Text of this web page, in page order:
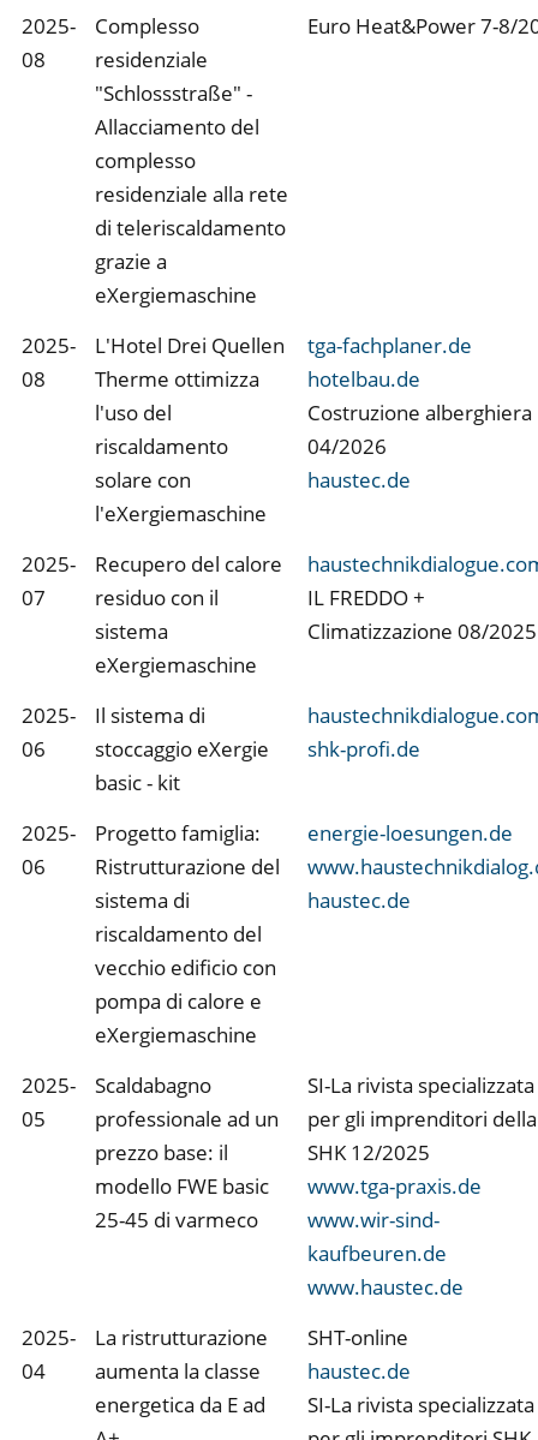
2025-
08
Complesso
residenziale
"Schlossstraße" -
Allacciamento del
complesso
residenziale alla rete
di teleriscaldamento
grazie a
eXergiemaschine
Euro Heat&Power 7-8/
2025-
08
L'Hotel Drei Quellen
Therme ottimizza
l'uso del
riscaldamento
solare con
l'eXergiemaschine
tga-fachplaner.de
hotelbau.de
Costruzione alberghiera
04/2026
haustec.de
2025-
07
Recupero del calore
residuo con il
sistema
eXergiemaschine
IL FREDDO +
Climatizzazione 08/2025
2025-
06
Il sistema di
stoccaggio eXergie
basic - kit
shk-profi.de
2025-
06
Progetto famiglia:
Ristrutturazione del
sistema di
riscaldamento del
vecchio edificio con
pompa di calore e
eXergiemaschine
energie-loesungen.de
haustec.de
2025-
05
Scaldabagno
professionale ad un
prezzo base: il
modello FWE basic
25-45 di varmeco
SI-La rivista specializzata
per gli imprenditori della
SHK 12/2025
www.tga-praxis.de
www.wir-sind-
kaufbeuren.de
www.haustec.de
2025-
04
La ristrutturazione
aumenta la classe
energetica da E ad
SHT-online
haustec.de
SI-La rivista specializzata